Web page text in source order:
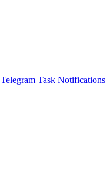
Telegram Task Notifications